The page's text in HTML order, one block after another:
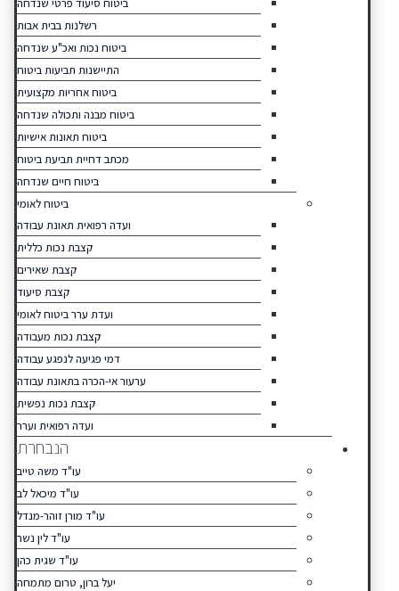
ביטוח סיעוד פרטי שנדחה
רשלנות בבית אבות
ביטוח נכות ואכ"ע שנדחה
התיישנות תביעות ביטוח
ביטוח אחריות מקצועית
ביטוח מבנה ותכולה שנדחה
ביטוח תאונות אישיות
מכתב דחיית תביעת ביטוח
ביטוח חיים שנדחה
ביטוח לאומי
ועדה רפואית תאונת עבודה
קצבת נכות כללית
קצבת שאירים
קצבת סיעוד
ועדת ערר ביטוח לאומי
קצבת נכות מעבודה
דמי פגיעה לנפגע עבודה
ערעור אי-הכרה בתאונת עבודה
קצבת נכות נפשית
ועדה רפואית וערר
הנבחרת
עו"ד משה טייב
עו"ד מיכאל לב
עו"ד מורן זוהר-מנדל
עו"ד לין נשר
עו"ד שגית כהן
יעל ברון, טרום מתמחה